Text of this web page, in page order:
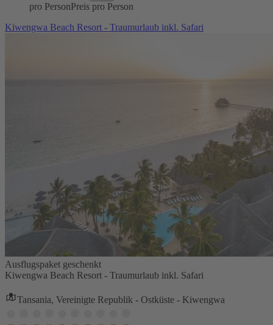
pro PersonPreis pro Person
Kiwengwa Beach Resort - Traumurlaub inkl. Safari
Ausflugspaket geschenkt
Kiwengwa Beach Resort - Traumurlaub inkl. Safari
Tansania, Vereinigte Republik - Ostküste - Kiwengwa